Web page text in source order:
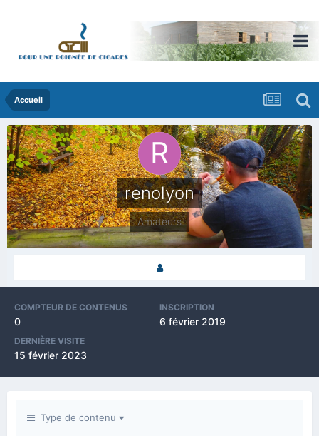
Accueil
renolyon
Amateurs
COMPTEUR DE CONTENUS
0
INSCRIPTION
6 février 2019
DERNIÈRE VISITE
15 février 2023
Type de contenu